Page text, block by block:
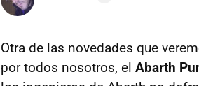
Otra de las novedades que
por todos nosotros, el Abarth